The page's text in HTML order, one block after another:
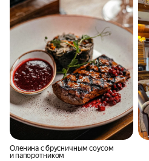
Оленина с брусничным соусом
и папоротником